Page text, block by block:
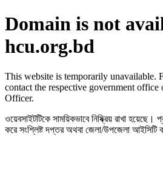
Domain is not
hcu.org.bd
This website is temporarily unavailable.
contact the respective government
Officer.
ওয়েবসাইটটিকে সাময়িকভাবে নিষ্ক্রিয় রাখা
করে সংশ্লিষ্ট দপ্তর অথবা জেলা/উপজেলা আইসিটি